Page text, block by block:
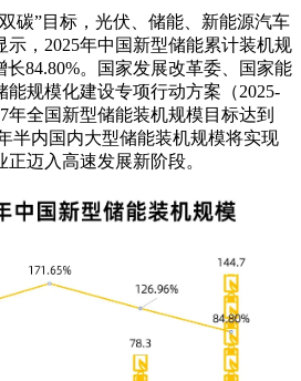
碳”目标，光伏、储能、新能源汽车
，2025年中国新型储能累计装机规
长84.80%。国家发展改革委、国家能
规模化建设专项行动方案（2025-
年全国新型储能装机规模目标达到
半内国内大型储能装机规模将实现
迈入高速发展新阶段。